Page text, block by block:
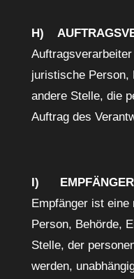
H)
juristische Person,
andere Stelle, die
Auftrag des
I) EMPFÄNGER
Empfänger ist
Person, Behörde,
Stelle, der
werden,